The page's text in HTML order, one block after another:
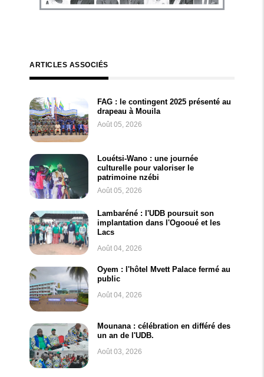
ARTICLES ASSOCIÉS
FAG : le contingent 2025 présenté au
drapeau à Mouila
Août 05, 2026
Louétsi-Wano : une journée
culturelle pour valoriser le
patrimoine nzébi
Août 05, 2026
Lambaréné : l'UDB poursuit son
implantation dans l'Ogooué et les
Lacs
Août 04, 2026
Oyem : l'hôtel Mvett Palace fermé au
public
Août 04, 2026
Mounana : célébration en différé des
un an de l'UDB.
Août 03, 2026